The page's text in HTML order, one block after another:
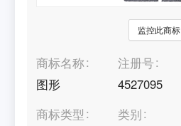
监控此商标
商标名称
图形
注册号
4527095
商标类型
类别